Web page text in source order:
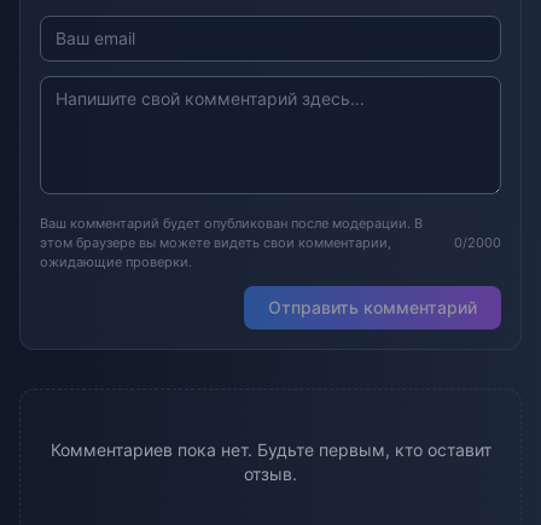
Ваш комментарий будет опубликован после модерации. В
этом браузере вы можете видеть свои комментарии,
ожидающие проверки.
0/2000
Отправить комментарий
Комментариев пока нет. Будьте первым, кто оставит
отзыв.